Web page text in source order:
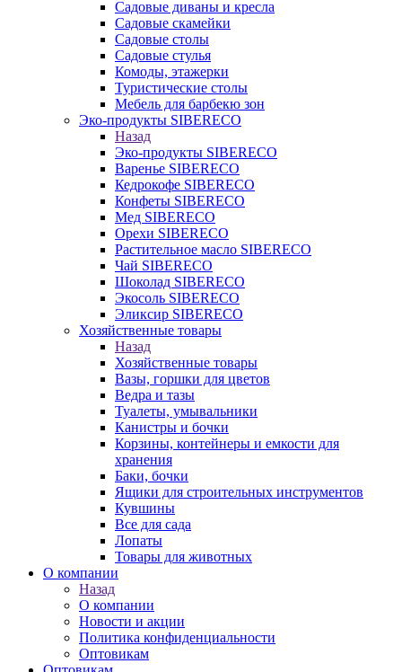
Садовые диваны и кресла
Садовые скамейки
Садовые столы
Садовые стулья
Комоды, этажерки
Туристические столы
Мебель для барбекю зон
Эко-продукты SIBERECO
Назад
Эко-продукты SIBERECO
Варенье SIBERECO
Кедрокофе SIBERECO
Конфеты SIBERECO
Мед SIBERECO
Орехи SIBERECO
Растительное масло SIBERECO
Чай SIBERECO
Шоколад SIBERECO
Экосоль SIBERECO
Эликсир SIBERECO
Хозяйственные товары
Назад
Хозяйственные товары
Вазы, горшки для цветов
Ведра и тазы
Туалеты, умывальники
Канистры и бочки
Корзины, контейнеры и емкости для
хранения
Баки, бочки
Ящики для строительных инструментов
Кувшины
Все для сада
Лопаты
Товары для животных
О компании
Назад
О компании
Новости и акции
Политика конфиденциальности
Оптовикам